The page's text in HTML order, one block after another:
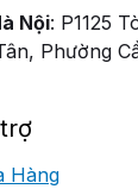
Nội: P1125
Phường
Hàng